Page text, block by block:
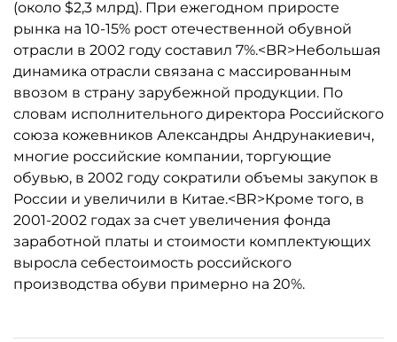
(около $2,3 млрд). При ежегодном приросте
рынка на 10-15% рост отечественной обувной
отрасли в 2002 году составил 7%.<BR>Небольшая
динамика отрасли связана с массированным
ввозом в страну зарубежной продукции. По
словам исполнительного директора Российского
союза кожевников Александры Андрунакиевич,
многие российские компании, торгующие
обувью, в 2002 году сократили объемы закупок в
России и увеличили в Китае.<BR>Кроме того, в
2001-2002 годах за счет увеличения фонда
заработной платы и стоимости комплектующих
выросла себестоимость российского
производства обуви примерно на 20%.